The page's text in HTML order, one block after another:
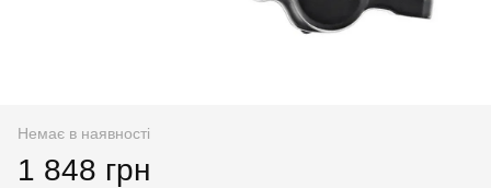
Немає в наявності
1 848 грн